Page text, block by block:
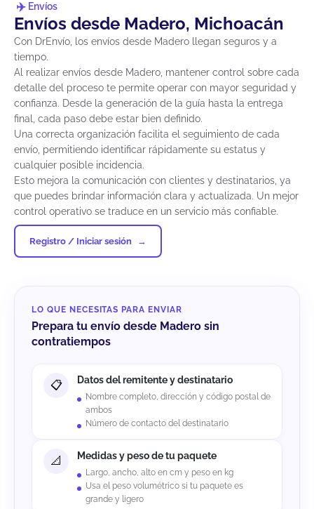
Envíos
Envíos desde Madero, Michoacán
Con DrEnvío, los envíos desde Madero llegan seguros y a
tiempo.
Al realizar envíos desde Madero, mantener control sobre cada
detalle del proceso te permite operar con mayor seguridad y
confianza. Desde la generación de la guía hasta la entrega
final, cada paso debe estar bien definido.
Una correcta organización facilita el seguimiento de cada
envío, permitiendo identificar rápidamente su estatus y
cualquier posible incidencia.
Esto mejora la comunicación con clientes y destinatarios, ya
que puedes brindar información clara y actualizada. Un mejor
control operativo se traduce en un servicio más confiable.
Registro / Iniciar sesión
LO QUE NECESITAS PARA ENVIAR
Prepara tu envío desde Madero sin
contratiempos
Datos del remitente y destinatario
Nombre completo, dirección y código postal de
ambos
Número de contacto del destinatario
Medidas y peso de tu paquete
Largo, ancho, alto en cm y peso en kg
Usa el peso volumétrico si tu paquete es
grande y ligero